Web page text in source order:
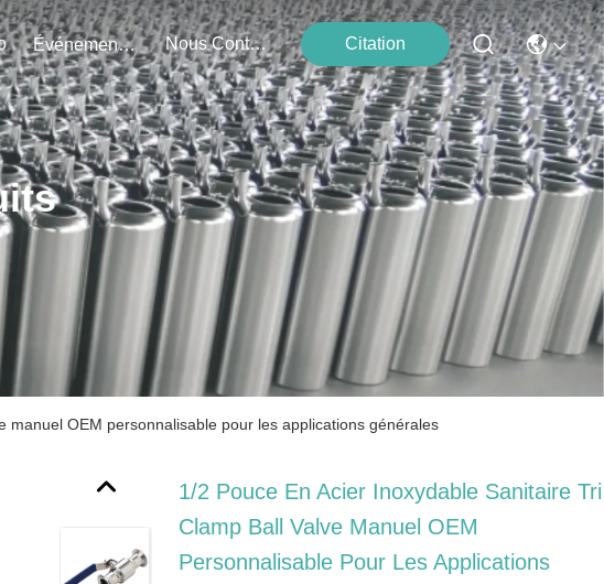
Événements Nous Contacter Citation
manuel OEM personnalisable pour les applications générales
1/2 Pouce En Acier Inoxydable Sanitaire Tri
Clamp Ball Valve Manuel OEM
Personnalisable Pour Les Applications